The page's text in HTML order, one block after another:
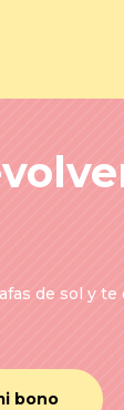
de sol y
bono